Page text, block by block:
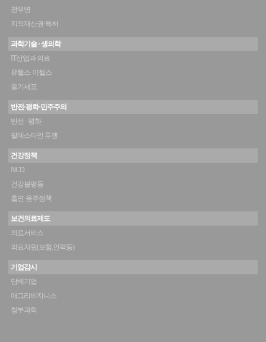
광우병
지적재산권·특허
과학기술 · 생의학
IT산업과 의료
유헬스·이헬스
줄기세포
반전·평화·민주주의
반전 · 평화
팔레스타인 투쟁
건강정책
NCD
건강불평등
흡연·음주정책
보건의료제도
의료서비스
의료자원(보험,인력등)
기업감시
담배기업
애그리비지니스
청부과학